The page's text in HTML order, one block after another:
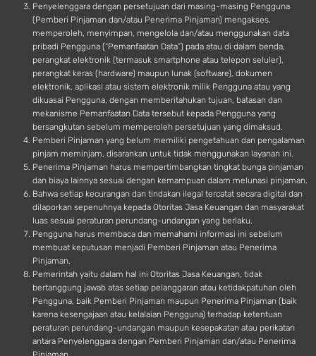
Penyelenggara dengan persetujuan dari masing-masing Pengguna
(Pemberi Pinjaman dan/atau Penerima Pinjaman) mengakses,
memperoleh, menyimpan, mengelola dan/atau menggunakan data
pribadi Pengguna (“Pemanfaatan Data”) pada atau di dalam benda,
perangkat elektronik (termasuk smartphone atau telepon seluler),
perangkat keras (hardware) maupun lunak (software), dokumen
elektronik, aplikasi atau sistem elektronik milik Pengguna atau yang
dikuasai Pengguna, dengan memberitahukan tujuan, batasan dan
mekanisme Pemanfaatan Data tersebut kepada Pengguna yang
bersangkutan sebelum memperoleh persetujuan yang dimaksud.
Pemberi Pinjaman yang belum memiliki pengetahuan dan pengalaman
pinjam meminjam, disarankan untuk tidak menggunakan layanan ini.
Penerima Pinjaman harus mempertimbangkan tingkat bunga pinjaman
dan biaya lainnya sesuai dengan kemampuan dalam melunasi pinjaman.
Bahwa setiap kecurangan dan tindakan ilegal tercatat secara digital dan
dilaporkan sepenuhnya kepada Otoritas Jasa Keuangan dan masyarakat
luas sesuai peraturan perundang-undangan yang berlaku.
Pengguna harus membaca dan memahami informasi ini sebelum
membuat keputusan menjadi Pemberi Pinjaman atau Penerima
Pinjaman.
Pemerintah yaitu dalam hal ini Otoritas Jasa Keuangan, tidak
bertanggung jawab atas setiap pelanggaran atau ketidakpatuhan oleh
Pengguna, baik Pemberi Pinjaman maupun Penerima Pinjaman (baik
karena kesengajaan atau kelalaian Pengguna) terhadap ketentuan
peraturan perundang-undangan maupun kesepakatan atau perikatan
antara Penyelenggara dengan Pemberi Pinjaman dan/atau Penerima